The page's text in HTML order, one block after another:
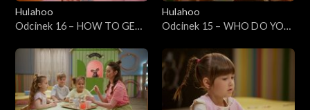
Hulahoo
Odcinek 16 – HOW TO GET
Hulahoo
Odcinek 15 – WHO DO YOU
zostać?